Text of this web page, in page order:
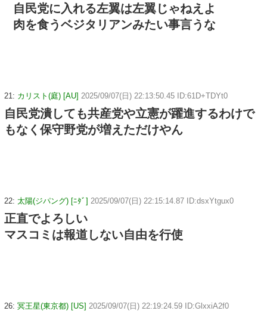
自民党に入れる左翼は左翼じゃねえよ
肉を食うベジタリアンみたい事言うな
21: カリスト(庭) [AU] 2025/09/07(日) 22:13:50.45 ID:61D+TDYt0
自民党潰しても共産党や立憲が躍進するわけで
もなく保守野党が増えただけやん
22: 太陽(ジパング) [ﾆﾀﾞ] 2025/09/07(日) 22:15:14.87 ID:dsxYtgux0
正直でよろしい
マスコミは報道しない自由を行使
26: 冥王星(東京都) [US] 2025/09/07(日) 22:19:24.59 ID:GlxxiA2f0